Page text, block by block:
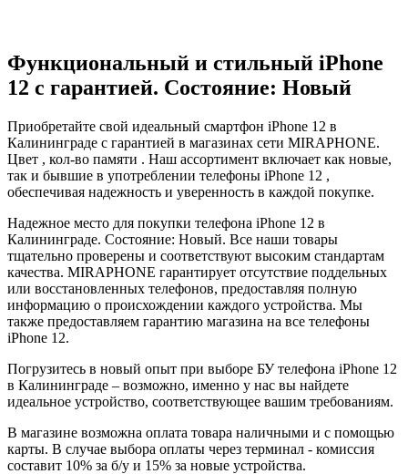
Функциональный и стильный iPhone
12 с гарантией. Состояние: Новый
Приобретайте свой идеальный смартфон iPhone 12 в
Калининграде с гарантией в магазинах сети MIRAPHONE.
Цвет , кол-во памяти . Наш ассортимент включает как новые,
так и бывшие в употреблении телефоны iPhone 12 ,
обеспечивая надежность и уверенность в каждой покупке.
Надежное место для покупки телефона iPhone 12 в
Калининграде. Состояние: Новый. Все наши товары
тщательно проверены и соответствуют высоким стандартам
качества. MIRAPHONE гарантирует отсутствие поддельных
или восстановленных телефонов, предоставляя полную
информацию о происхождении каждого устройства. Мы
также предоставляем гарантию магазина на все телефоны
iPhone 12.
Погрузитесь в новый опыт при выборе БУ телефона iPhone 12
в Калининграде – возможно, именно у нас вы найдете
идеальное устройство, соответствующее вашим требованиям.
В магазине возможна оплата товара наличными и с помощью
карты. В случае выбора оплаты через терминал - комиссия
составит 10% за б/у и 15% за новые устройства.